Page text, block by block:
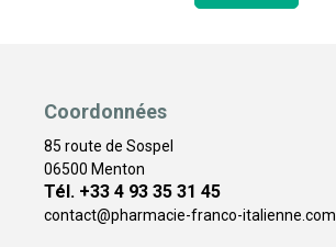
Coordonnées
85 route de Sospel
06500 Menton
Tél. +33 4 93 35 31 45
contact@pharmacie-franco-italienne.com